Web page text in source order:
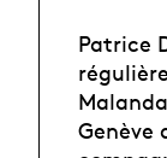
Patrice
Genève